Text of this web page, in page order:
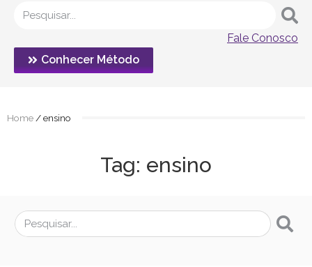
Fale Conosco
Conhecer Método
Home /ensino
Tag: ensino